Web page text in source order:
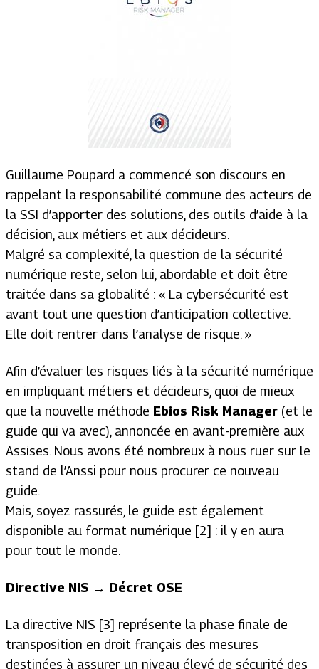
Guillaume Poupard a commencé son discours en
rappelant la responsabilité commune des acteurs de
la SSI d’apporter des solutions, des outils d’aide à la
décision, aux métiers et aux décideurs.
Malgré sa complexité, la question de la sécurité
numérique reste, selon lui, abordable et doit être
traitée dans sa globalité : « La cybersécurité est
avant tout une question d’anticipation collective.
Elle doit rentrer dans l’analyse de risque. »
Afin d’évaluer les risques liés à la sécurité numérique
en impliquant métiers et décideurs, quoi de mieux
que la nouvelle méthode Ebios Risk Manager (et le
guide qui va avec), annoncée en avant-première aux
Assises. Nous avons été nombreux à nous ruer sur le
stand de l’Anssi pour nous procurer ce nouveau
guide.
Mais, soyez rassurés, le guide est également
disponible au format numérique [2] : il y en aura
pour tout le monde.
Directive NIS → Décret OSE
La directive NIS [3] représente la phase finale de
transposition en droit français des mesures
destinées à assurer un niveau élevé de sécurité des